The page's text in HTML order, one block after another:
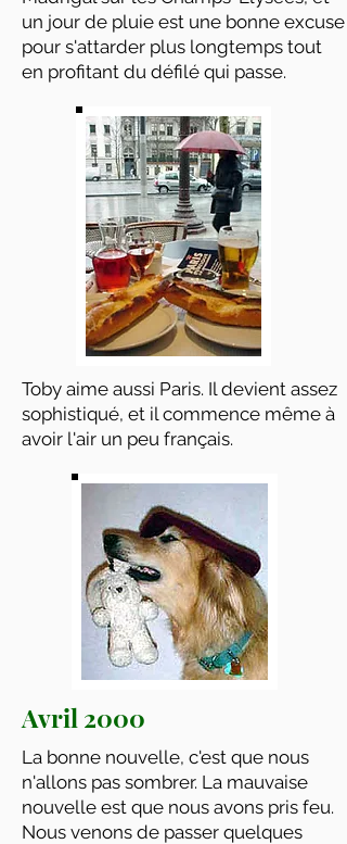
un jour de pluie est une bonne excuse
pour s'attarder plus longtemps tout
en profitant du défilé qui passe.
Toby aime aussi Paris. Il devient assez
sophistiqué, et il commence même à
avoir l'air un peu français.
Avril 2000
La bonne nouvelle, c'est que nous
n'allons pas sombrer. La mauvaise
nouvelle est que nous avons pris feu.
Nous venons de passer quelques